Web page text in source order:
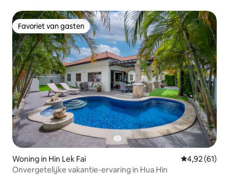
Favoriet van gasten
Favoriet van gasten
Woning in Hin Lek Fai Gemiddelde
4,92 (61)
Onvergetelijke vakantie-ervaring in Hua Hin